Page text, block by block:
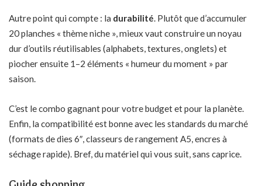
Autre point qui compte : la durabilité. Plutôt que d’accumuler
20 planches « thème niche », mieux vaut construire un noyau
dur d’outils réutilisables (alphabets, textures, onglets) et
piocher ensuite 1–2 éléments « humeur du moment » par
saison.
C’est le combo gagnant pour votre budget et pour la planète.
Enfin, la compatibilité est bonne avec les standards du marché
(formats de dies 6″, classeurs de rangement A5, encres à
séchage rapide). Bref, du matériel qui vous suit, sans caprice.